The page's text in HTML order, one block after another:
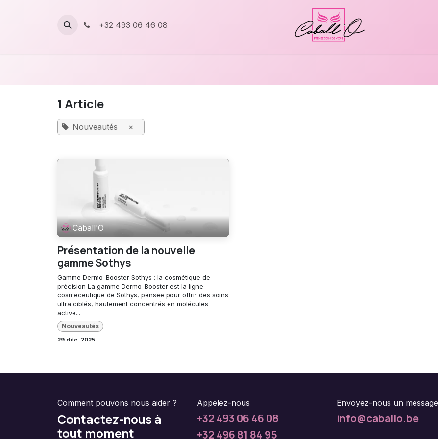
+32 493 06 46 08
1 Article
Nouveautés ×
Caball'O
Présentation de la nouvelle
gamme Sothys
Gamme Dermo-Booster Sothys : la cosmétique de
précision La gamme Dermo-Booster est la ligne
cosméceutique de Sothys, pensée pour offrir des soins
ultra ciblés, hautement concentrés en molécules
active...
Nouveautés
29 déc. 2025
Comment pouvons nous aider ?
Contactez-nous à
tout moment
Appelez-nous
+32 493 06 46 08
+32 496 81 84 95
Envoyez-nous un message
info@caballo.be